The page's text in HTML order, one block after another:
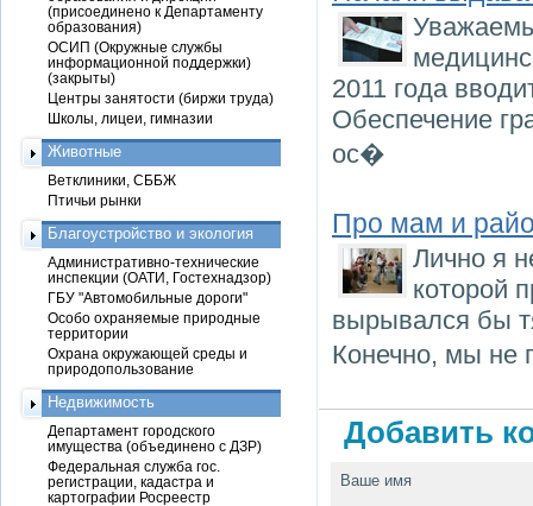
2011 года
Обеспечение
ос�
Про мам и
Лично я
которой
вырывался бы
Конечно, мы не
Добавить
Ваше имя
(присоединено к Департаменту
образования)
ОСИП (Окружные службы
информационной поддержки)
(закрыты)
Центры занятости (биржи труда)
Школы, лицеи, гимназии
Животные
Ветклиники, СББЖ
Птичьи рынки
Благоустройство и экология
Административно-технические
инспекции (ОАТИ, Гостехнадзор)
ГБУ "Автомобильные дороги"
Особо охраняемые природные
территории
Охрана окружающей среды и
природопользование
Недвижимость
Департамент городского
имущества (объединено с ДЗР)
Федеральная служба гос.
регистрации, кадастра и
картографии Росреестр